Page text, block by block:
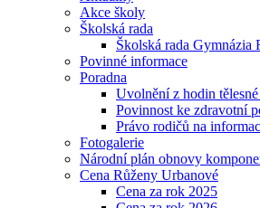
Akce školy
Školská rada
Školská rada Gymnázia
Povinné informace
Poradna
Uvolnění z hodin
Povinnost ke zdravotní
Právo rodičů na
Fotogalerie
Národní plán obnovy
Cena Růženy Urbanové
Cena za rok 2025